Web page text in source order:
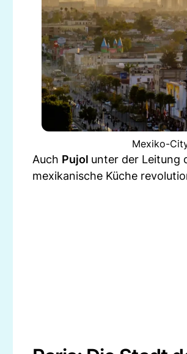
Mexiko-
Auch Pujol unter der Leitung
mexikanische Küche